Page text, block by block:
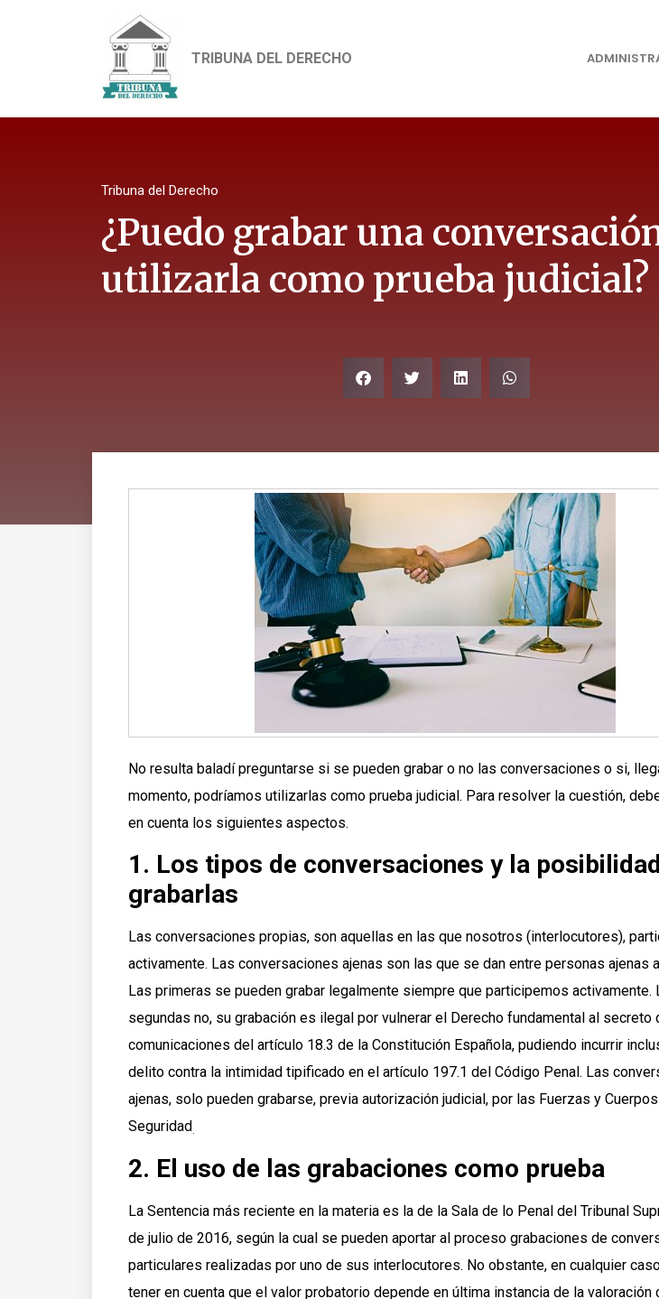
TRIBUNA DEL DERECHO
Tribuna del Derecho
¿Puedo grabar una
utilizarla como prueba judicial?
No resulta baladí preguntarse si se pueden grabar o no las conversaciones o si,
momento, podríamos utilizarlas como prueba judicial. Para resolver la cuestión,
en cuenta los siguientes aspectos.
1. Los tipos de conversaciones y la
grabarlas
Las conversaciones propias, son aquellas en las que nosotros (interlocutores),
activamente. Las conversaciones ajenas son las que se dan entre personas ajenas
Las primeras se pueden grabar legalmente siempre que participemos activamente.
segundas no, su grabación es ilegal por vulnerar el Derecho fundamental al secreto
comunicaciones del artículo 18.3 de la Constitución Española, pudiendo incurrir
delito contra la intimidad tipificado en el artículo 197.1 del Código Penal. Las
ajenas, solo pueden grabarse, previa autorización judicial, por las Fuerzas y
Seguridad .
2. El uso de las grabaciones como prueba
La Sentencia más reciente en la materia es la de la Sala de lo Penal del Tribunal
de julio de 2016, según la cual se pueden aportar al proceso grabaciones de
particulares realizadas por uno de sus interlocutores. No obstante, en cualquier
tener en cuenta que el valor probatorio depende en última instancia de la valoración